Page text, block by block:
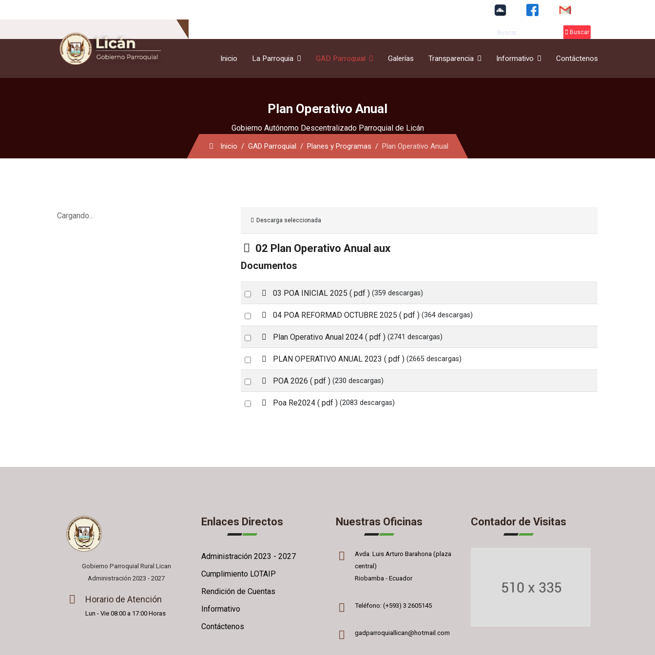
Buscar
Inicio La Parroquia GAD Parroquial Galerías Transparencia Informativo Contáctenos
Plan Operativo Anual
Gobierno Autónomo Descentralizado Parroquial de Licán
Inicio GAD Parroquial Planes y Programas Plan Operativo Anual
Cargando...
Descarga seleccionada
Carpeta
02 Plan Operativo Anual aux
Documentos
Select
an
item
p03 POA INICIAL 2025 ( pdf ) (359 descargas)
Select
an
item
p
d
04 POA REFORMAD OCTUBRE 2025 ( pdf ) (364 descargas)
Select
an
item
pPlan Operativo Anual 2024 ( pdf ) (2741 descargas)
Select
an
item
p
d
PLAN OPERATIVO ANUAL 2023 ( pdf ) (2665 descargas)
Select
an
item
CPOA 2026 ( pdf ) (230 descargas)
Select
pPoa Re2024 ( pdf ) (2083 descargas)
Gobierno Parroquial Rural Lican
Administración 2023 - 2027
Horario de Atención
Lun - Vie 08:00 a 17:00 Horas
Enlaces Directos
Administración 2023 - 2027
Cumplimiento LOTAIP
Rendición de Cuentas
Informativo
Contáctenos
Nuestras Oficinas
Avda. Luis Arturo Barahona (plaza
central)
Riobamba - Ecuador
Teléfono: (+593) 3 2605145
gadparroquiallican@hotmail.com
Contador de Visitas